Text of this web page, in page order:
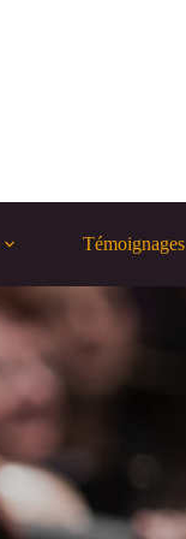
Témoignages